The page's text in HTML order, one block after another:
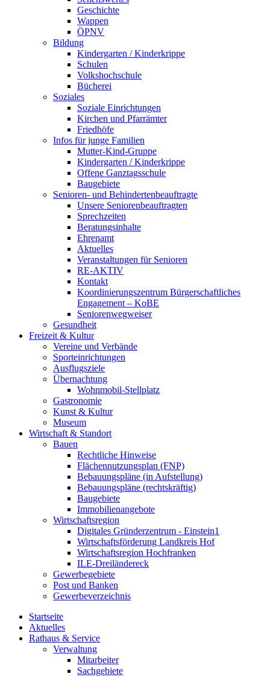
Geschichte
Wappen
ÖPNV
Bildung
Kindergarten / Kinderkrippe
Schulen
Volkshochschule
Bücherei
Soziales
Soziale Einrichtungen
Kirchen und Pfarrämter
Friedhöfe
Infos für junge Familien
Mutter-Kind-Gruppe
Kindergarten / Kinderkrippe
Offene Ganztagsschule
Baugebiete
Senioren- und Behindertenbeauftragte
Unsere Seniorenbeauftragten
Sprechzeiten
Beratungsinhalte
Ehrenamt
Aktuelles
Veranstaltungen für Senioren
RE-AKTIV
Kontakt
Koordinierungszentrum Bürgerschaftliches
Engagement – KoBE
Seniorenwegweiser
Gesundheit
Freizeit & Kultur
Vereine und Verbände
Sporteinrichtungen
Ausflugsziele
Übernachtung
Wohnmobil-Stellplatz
Gastronomie
Kunst & Kultur
Museum
Wirtschaft & Standort
Bauen
Rechtliche Hinweise
Flächennutzungsplan (FNP)
Bebauungspläne (in Aufstellung)
Bebauungspläne (rechtskräftig)
Baugebiete
Immobilienangebote
Wirtschaftsregion
Digitales Gründerzentrum - Einstein1
Wirtschaftsförderung Landkreis Hof
Wirtschaftsregion Hochfranken
ILE-Dreiländereck
Gewerbegebiete
Post und Banken
Gewerbeverzeichnis
Startseite
Aktuelles
Rathaus & Service
Verwaltung
Mitarbeiter
Sachgebiete